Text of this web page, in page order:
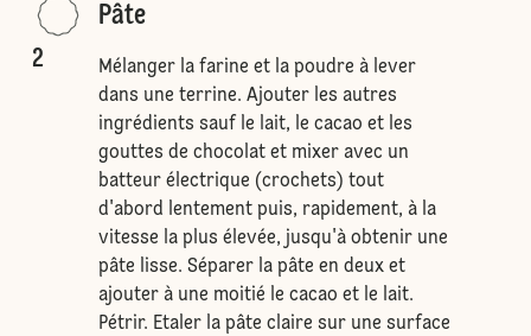
2
Pâte
Mélanger la farine et la poudre à lever
dans une terrine. Ajouter les autres
ingrédients sauf le lait, le cacao et les
gouttes de chocolat et mixer avec un
batteur électrique (crochets) tout
d'abord lentement puis, rapidement, à la
vitesse la plus élevée, jusqu'à obtenir une
pâte lisse. Séparer la pâte en deux et
ajouter à une moitié le cacao et le lait.
Pétrir. Etaler la pâte claire sur une surface